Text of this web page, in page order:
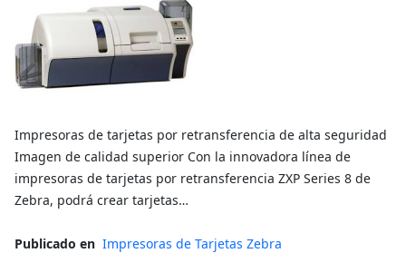
Impresoras de tarjetas por retransferencia de alta seguridad
Imagen de calidad superior Con la innovadora línea de
impresoras de tarjetas por retransferencia ZXP Series 8 de
Zebra, podrá crear tarjetas…
Publicado en Impresoras de Tarjetas Zebra